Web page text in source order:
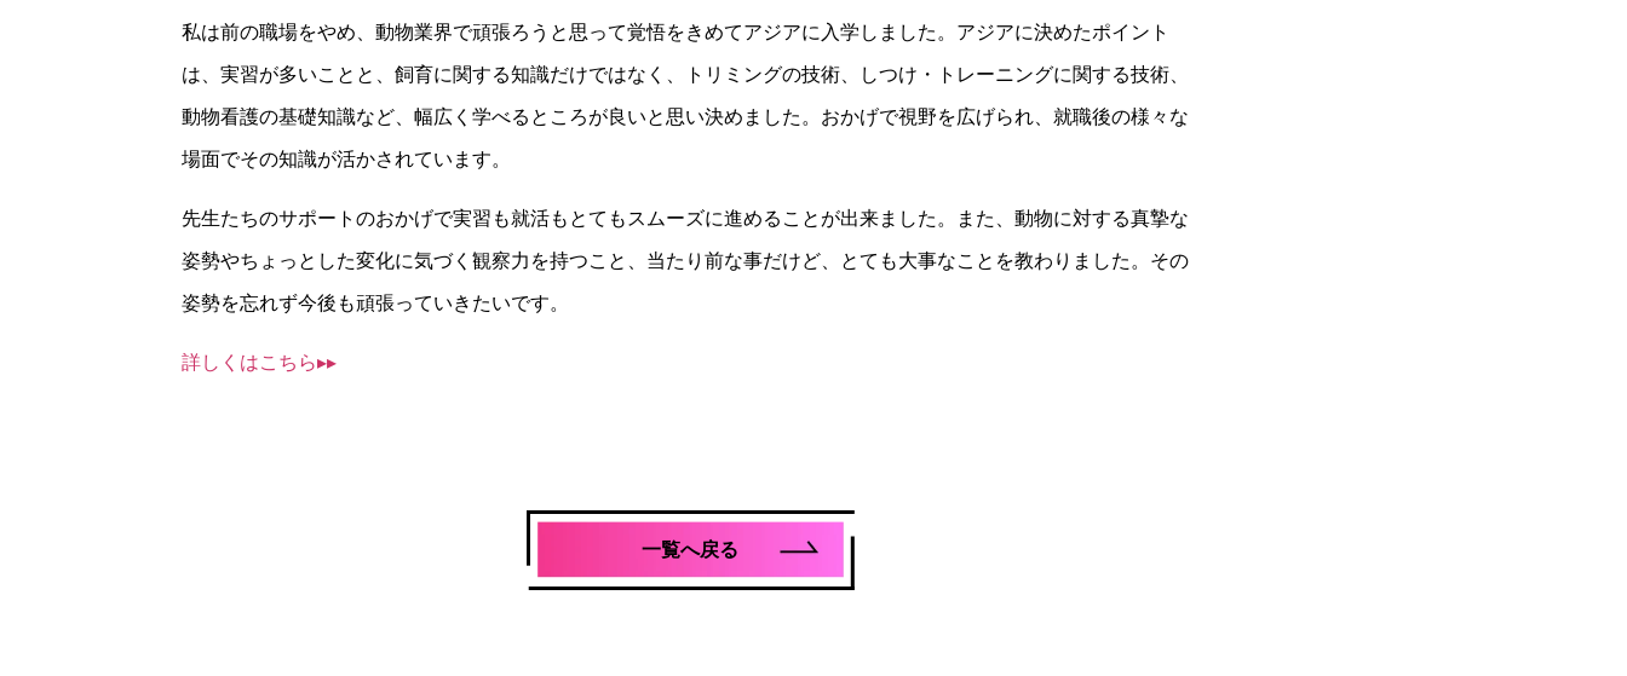
私は前の職場をやめ、動物業界で頑張ろうと思って覚悟をきめてアジアに入学しました。アジアに決めたポイント
は、実習が多いことと、飼育に関する知識だけではなく、トリミングの技術、しつけ・トレーニングに関する技術、
動物看護の基礎知識など、幅広く学べるところが良いと思い決めました。おかげで視野を広げられ、就職後の様々な
場面でその知識が活かされています。
先生たちのサポートのおかげで実習も就活もとてもスムーズに進めることが出来ました。また、動物に対する真摯な
姿勢やちょっとした変化に気づく観察力を持つこと、当たり前な事だけど、とても大事なことを教わりました。その
姿勢を忘れず今後も頑張っていきたいです。
詳しくはこちら▸▸
一覧へ戻る